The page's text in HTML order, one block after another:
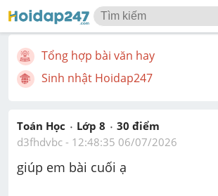
Tổng hợp bài văn hay
Sinh nhật Hoidap247
Toán Học Lớp 8 30 điểm
d3fhdvbc - 12:48:35 06/07/2026
giúp em bài cuối ạ